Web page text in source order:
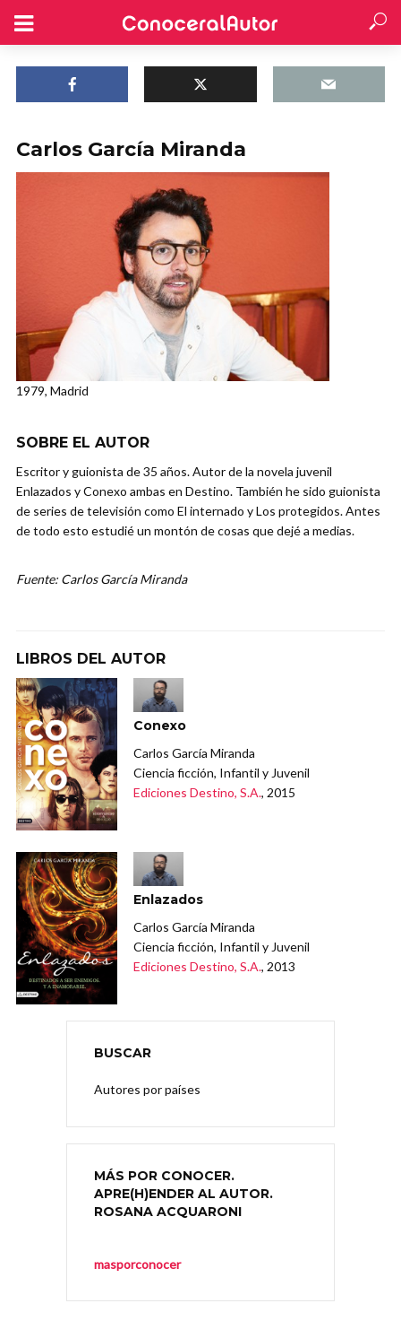
Carlos García Miranda
1979, Madrid
SOBRE EL AUTOR
Escritor y guionista de 35 años. Autor de la novela juvenil
Enlazados y Conexo ambas en Destino. También he sido guionista
de series de televisión como El internado y Los protegidos. Antes
de todo esto estudié un montón de cosas que dejé a medias.
Fuente: Carlos García Miranda
LIBROS DEL AUTOR
Conexo
Carlos García Miranda
Ciencia ficción, Infantil y Juvenil
Ediciones Destino, S.A., 2015
Enlazados
Carlos García Miranda
Ciencia ficción, Infantil y Juvenil
Ediciones Destino, S.A., 2013
BUSCAR
Autores por países
MÁS POR CONOCER.
APRE(H)ENDER AL AUTOR.
ROSANA ACQUARONI
masporconocer